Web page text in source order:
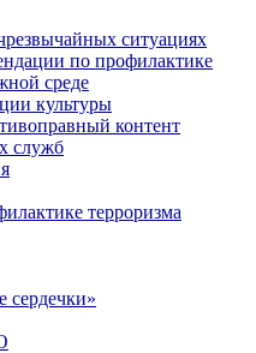
ситуациях
по профилактике
среде
культуры
контент
служб
терроризма